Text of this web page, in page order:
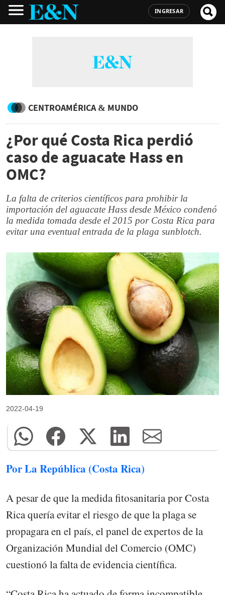
INGRESAR
CENTROAMÉRICA & MUNDO
¿Por qué Costa Rica perdió
caso de aguacate Hass en
OMC?
La falta de criterios científicos para prohibir la
importación del aguacate Hass desde México condenó
la medida tomada desde el 2015 por Costa Rica para
evitar una eventual entrada de la plaga sunblotch.
2022-04-19
Por La República (Costa Rica)
A pesar de que la medida fitosanitaria por Costa
Rica quería evitar el riesgo de que la plaga se
propagara en el país, el panel de expertos de la
Organización Mundial del Comercio (OMC)
cuestionó la falta de evidencia científica.